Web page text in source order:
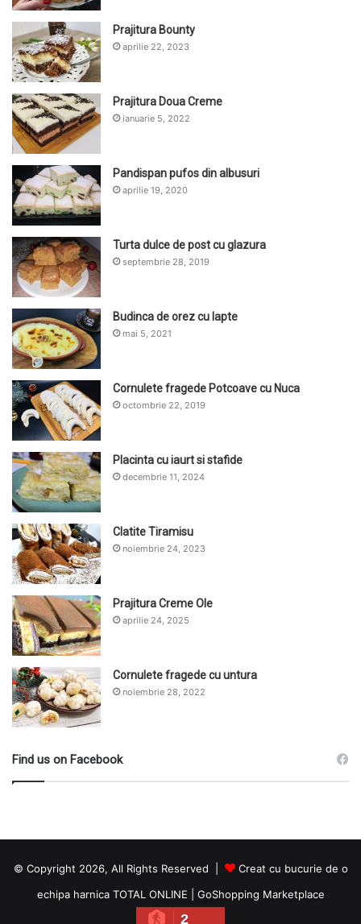
Prajitura Bounty
aprilie 22, 2023
Prajitura Doua Creme
ianuarie 5, 2022
Pandispan pufos din albusuri
aprilie 19, 2020
Turta dulce de post cu glazura
septembrie 28, 2019
Budinca de orez cu lapte
mai 5, 2021
Cornulete fragede Potcoave cu Nuca
octombrie 22, 2019
Placinta cu iaurt si stafide
decembrie 11, 2024
Clatite Tiramisu
noiembrie 24, 2023
Prajitura Creme Ole
aprilie 24, 2025
Cornulete fragede cu untura
noiembrie 28, 2022
Find us on Facebook
© Copyright 2026, All Rights Reserved |
Creat cu bucurie de o
echipa harnica TOTAL ONLINE
GoShopping Marketplace
2